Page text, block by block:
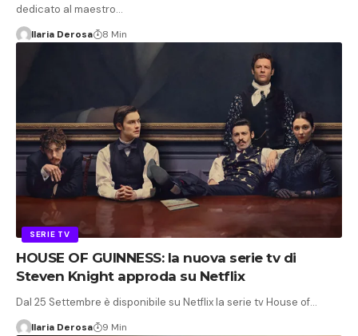
dedicato al maestro…
Ilaria Derosa 8 Min
SERIE TV
HOUSE OF GUINNESS: la nuova serie tv di
Steven Knight approda su Netflix
Dal 25 Settembre è disponibile su Netflix la serie tv House of…
Ilaria Derosa 9 Min